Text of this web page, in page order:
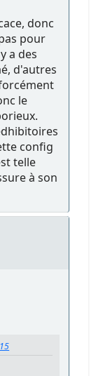
donc
pour
a des
d'autres
le
config
telle
à son